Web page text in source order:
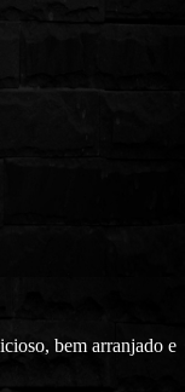
bem arranjado e